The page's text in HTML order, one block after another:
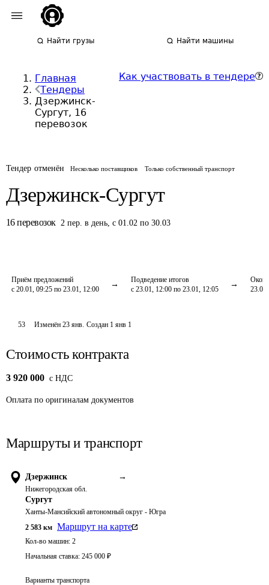
Найти грузы Найти машины
Главная
Тендеры
Дзержинск-
Сургут, 16
перевозок
Как участвовать в тендере
Тендер отменён Несколько поставщиков Только собственный транспорт
Дзержинск-Сургут
16 перевозок 2 пер. в день, с 01.02 по 30.03
Приём предложений
с 20.01, 09:25 по 23.01, 12:00
Подведение итогов
с 23.01, 12:00 по 23.01, 12:05
53 Изменён23 янв. Создан 1 янв 1
Стоимость контракта
3 920 000 c НДС
Оплата по оригиналам документов
Маршруты и транспорт
Дзержинск →
Нижегородская обл.
Сургут
Ханты-Мансийский автономный округ - Югра
2 583 км Маршрут на карте
Кол-во машин: 2
Начальная ставка: 245 000 ₽
Варианты транспорта